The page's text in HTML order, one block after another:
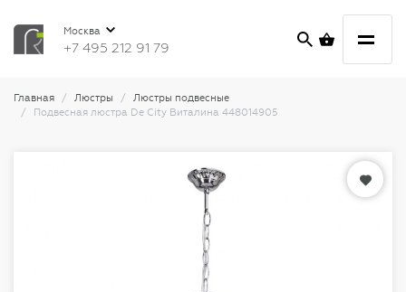
Москва
+7 495 212 91 79
Главная Люстры
Люстры подвесные
Подвесная люстра De City Виталина 448014905